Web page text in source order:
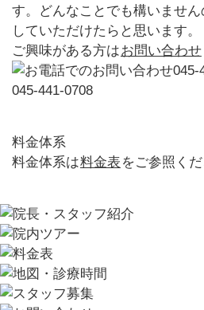
す。どんなことでも構いませ
していただけたらと思います。
ご興味がある方はお問い合わせ
045-441-0708
料金体系
料金体系は料金表 をご参照くだ